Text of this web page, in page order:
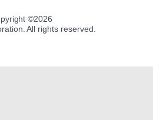
©2026
All rights reserved.